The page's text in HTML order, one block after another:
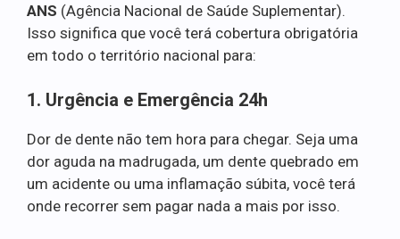
ANS (Agência Nacional de Saúde Suplementar).
Isso significa que você terá cobertura obrigatória
em todo o território nacional para:
1. Urgência e Emergência 24h
Dor de dente não tem hora para chegar. Seja uma
dor aguda na madrugada, um dente quebrado em
um acidente ou uma inflamação súbita, você terá
onde recorrer sem pagar nada a mais por isso.